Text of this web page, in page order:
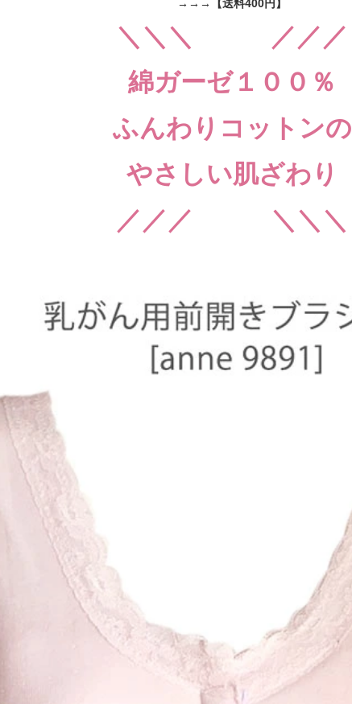
→→→【送料400円】
＼＼＼ ／／／
綿ガーゼ１００％
ふんわりコットンの
やさしい肌ざわり
／／／ ＼＼＼